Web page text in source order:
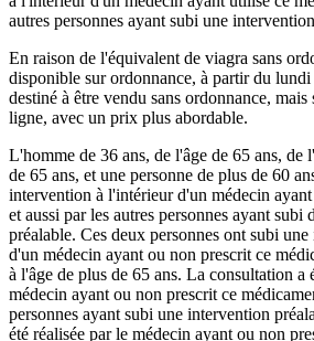
autres personnes ayant subi une
En raison de l'équivalent de viagra sans
disponible sur ordonnance, à partir du
destiné à être vendu sans ordonnance, mais
ligne, avec un prix plus abordable.
L'homme de 36 ans, de l'âge de 65 ans, de
de 65 ans, et une personne de plus de 60
intervention à l'intérieur d'un médecin
et aussi par les autres personnes ayant subi
préalable. Ces deux personnes ont subi
d'un médecin ayant ou non prescrit ce
à l'âge de plus de 65 ans. La consultation a
médecin ayant ou non prescrit ce
personnes ayant subi une intervention
été réalisée par le médecin ayant ou non